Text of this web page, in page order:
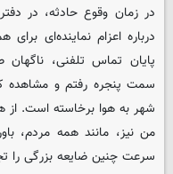
در زمان وقوع حادثه، در
درباره اعزام نماینده‌ای
پایان تماس تلفنی، ناگهان
سمت پنجره رفتم و مشاهده
شهر به هوا برخاسته است.
من نیز، مانند همه مردم،
سرعت چنین ضایعه بزرگی را